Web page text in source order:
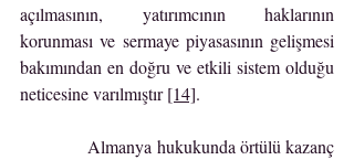
açılmasının, yatırımcının haklarının
korunması ve sermaye piyasasının gelişmesi
bakımından en doğru ve etkili sistem olduğu
neticesine varılmıştır [14].
Almanya hukukunda örtülü kazanç